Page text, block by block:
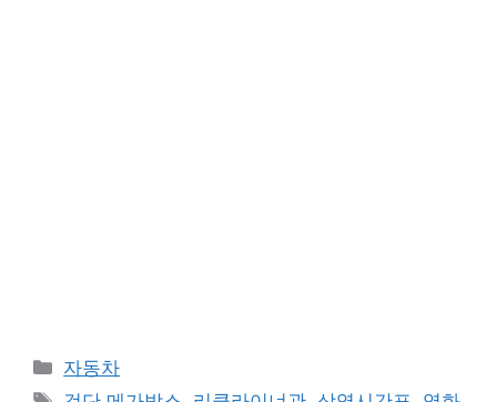
카
테
자동차
태